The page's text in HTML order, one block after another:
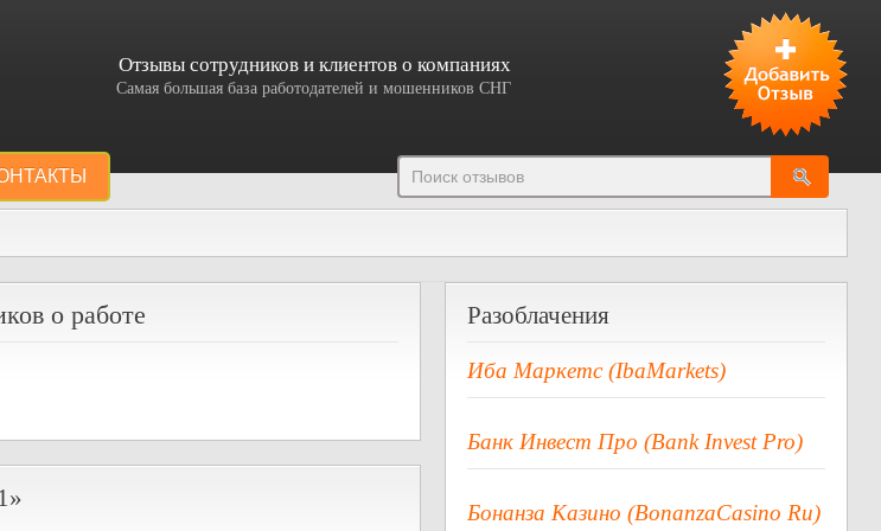
Отзывы сотрудников и клиентов о компаниях
Самая большая база работодателей и мошенников СНГ
о работе Разоблачения
Иба Маркетс (IbaMarkets)
Банк Инвест Про (Bank Invest Pro)
Бонанза Казино (BonanzaCasino Ru)